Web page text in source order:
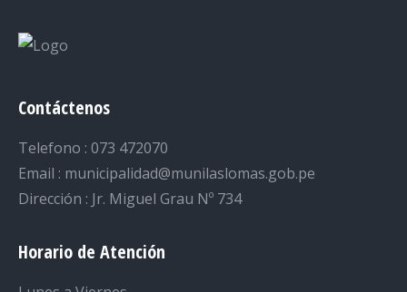
Contáctenos
Telefono : 073 472070
Email : municipalidad@munilaslomas.gob.pe
Dirección : Jr. Miguel Grau Nº 734
Horario de Atención